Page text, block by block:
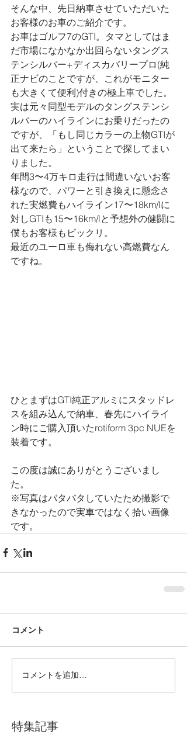
そんな中、先日納車させていただいた
お客様のお車のご紹介です。
お車はゴルフ7のGTI。タマとしてはま
だ市場になかなか出回らないタングス
テンシルバー+ディスカバリープロ(純
正ナビのことですが、これがモニター
も大きくて便利)付きの極上車でした。
実は元々同型モデルのタングステンシ
ルバーのハイラインにお乗りだったの
ですが、「もし同じカラーの上物GTIが
出て来たら」ということで探してまい
りました。
年間3〜4万キロ走行は間違いないお客
様なので、パワーと引き換えに懸念さ
れた実燃費もハイライン17〜18km/lに
対しGTIも15〜16km/lと予想外の健闘に
僕もお客様もビックリ。
最近のユーロ車も侮れない高燃費なん
ですね。
ひとまずはGTI純正アルミにスタッドレ
スを組み込んで納車、春先にハイライ
ン時にご購入頂いたrotiform 3pc NUEを
装着です。
この度は誠にありがとうございまし
た。
※写真はバタバタしていたため撮影で
きなかったので実車ではなく拾い画像
です。
コメント
コメントを追加…
特集記事